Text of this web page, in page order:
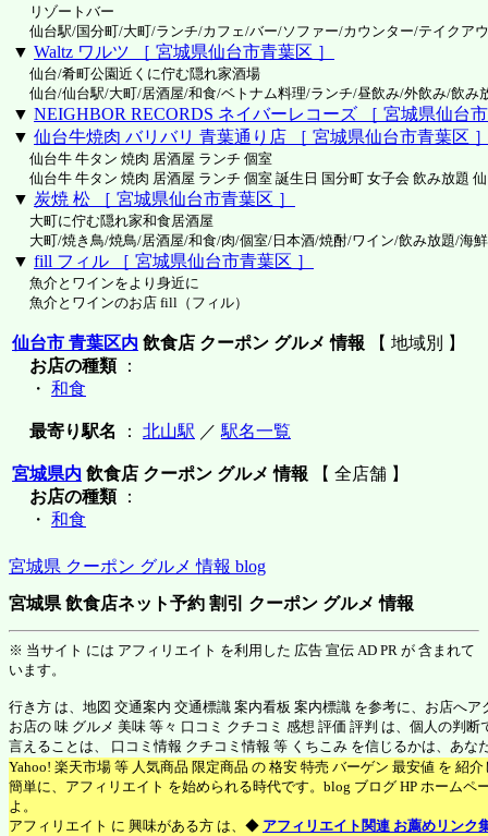
リゾートバー
仙台駅/国分町/大町/ランチ/カフェ/バー/ソファー/カウンター/テイクア
▼ Waltz ワルツ ［ 宮城県仙台市青葉区 ］
仙台/肴町公園近くに佇む隠れ家酒場
仙台/仙台駅/大町/居酒屋/和食/ベトナム料理/ランチ/昼飲み/外飲み/飲み
▼ NEIGHBOR RECORDS ネイバーレコーズ ［ 宮城県仙台
▼ 仙台牛焼肉 バリバリ 青葉通り店 ［ 宮城県仙台市青葉区
仙台牛 牛タン 焼肉 居酒屋 ランチ 個室
仙台牛 牛タン 焼肉 居酒屋 ランチ 個室 誕生日 国分町 女子会 飲み放題
▼ 炭焼 松 ［ 宮城県仙台市青葉区 ］
大町に佇む隠れ家和食居酒屋
大町/焼き鳥/焼鳥/居酒屋/和食/肉/個室/日本酒/焼酎/ワイン/飲み放題/海鮮
▼ fill フィル ［ 宮城県仙台市青葉区 ］
魚介とワインをより身近に
魚介とワインのお店 fill（フィル）
仙台市 青葉区内 飲食店 クーポン グルメ 情報 【 地域別 】
お店の種類：
・ 和食
最寄り駅名 ： 北山駅 ／ 駅名一覧
宮城県内 飲食店 クーポン グルメ 情報 【 全店舗 】
お店の種類：
・ 和食
宮城県 クーポン グルメ 情報 blog
宮城県 飲食店ネット予約 割引 クーポン グルメ 情報
※ 当サイト には アフィリエイト を利用した 広告 宣伝 AD PR が 含まれて
います。
行き方 は、地図 交通案内 交通標識 案内看板 案内標識 を参考に、お店へア
お店の 味 グルメ 美味 等々 口コミ クチコミ 感想 評価 評判 は、個人の判断
言えることは、 口コミ情報 クチコミ情報 等 くちこみ を信じるかは、あな
Yahoo! 楽天市場 等 人気商品 限定商品 の 格安 特売 バーゲン 最安値 を 紹
簡単に、アフィリエイト を始められる時代です。blog ブログ HP ホームペ
よ。
アフィリエイト に 興味がある方 は、◆ アフィリエイト関連 お薦めリンク